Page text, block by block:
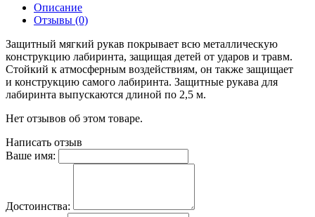
Описание
Отзывы (0)
Защитный мягкий рукав покрывает всю металлическую
конструкцию лабиринта, защищая детей от ударов и травм.
Стойкий к атмосферным воздействиям, он также защищает
и конструкцию самого лабиринта. Защитные рукава для
лабиринта выпускаются длиной по 2,5 м.
Нет отзывов об этом товаре.
Написать отзыв
Ваше имя:
Достоинства: